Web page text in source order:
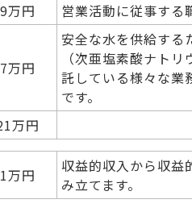
万円 営業活動に従事する
万円
安全な水を供給する
（次亜塩素酸ナト
託している様々な業
です。
万円
万円
収益的収入から収益
み立てます。